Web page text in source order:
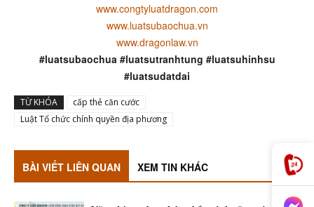
www.congtyluatdragon.com
www.luatsubaochua.vn
www.dragonlaw.vn
#luatsubaochua #luatsutranhtung #luatsuhinhsu
#luatsudatdai
TỪ KHÓA
cấp thẻ căn cước
Luật Tổ chức chính quyền địa phương
BÀI VIẾT LIÊN QUAN XEM TIN KHÁC